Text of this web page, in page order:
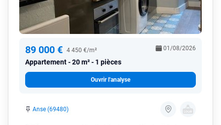
89 000 € 4 450 €/m²
Appartement 20 m² - 1 pièces
01/08/2026
Ouvrir l'analyse
Anse (69480)